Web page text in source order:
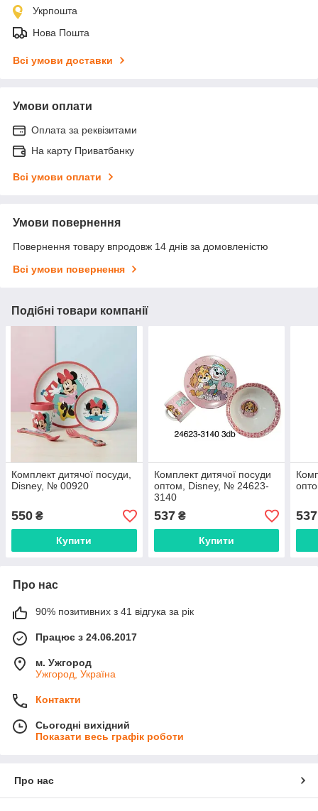
Укрпошта
Нова Пошта
Всі умови доставки
Умови оплати
Оплата за реквізитами
На карту Приватбанку
Всі умови оплати
Умови повернення
Повернення товару впродовж 14 днів за домовленістю
Всі умови повернення
Подібні товари компанії
Комплект дитячої посуди,
Disney, № 00920
550 ₴
Купити
Комплект дитячої посуди
оптом, Disney, № 24623-
3140
537₴
Купити
537
Про нас
90% позитивних з 41 відгука за рік
Працює з 24.06.2017
м. Ужгород
Ужгород, Україна
Контакти
Сьогодні вихідний
Показати весь графік роботи
Про нас